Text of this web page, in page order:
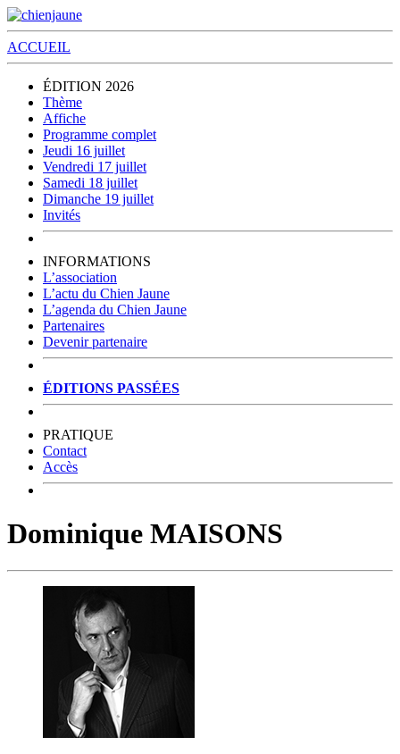
ACCUEIL
ÉDITION 2026
Thème
Affiche
Programme complet
Jeudi 16 juillet
Vendredi 17 juillet
Samedi 18 juillet
Dimanche 19 juillet
Invités
INFORMATIONS
L’association
L’actu du Chien Jaune
L’agenda du Chien Jaune
Partenaires
Devenir partenaire
ÉDITIONS PASSÉES
PRATIQUE
Contact
Accès
Dominique MAISONS